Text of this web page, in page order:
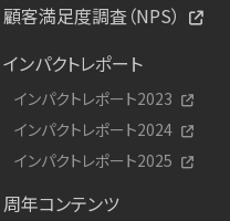
顧客満足度調査（NPS）
インパクトレポート
インパクトレポート2023
インパクトレポート2024
インパクトレポート2025
周年コンテンツ